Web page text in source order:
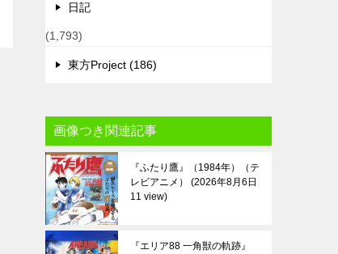
日記
(1,793)
東方Project (186)
画像つき関連記事
『ふたり鷹』（1984年）（テ
レビアニメ）
2026年8月6日
11 view
『エリア88 一角獣の軌跡』